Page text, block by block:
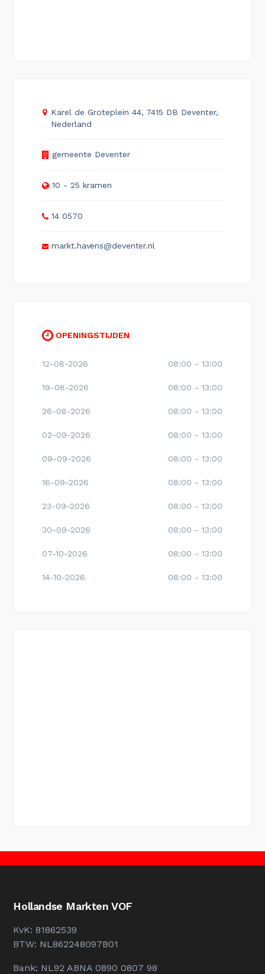
Karel de Groteplein 44, 7415 DB Deventer,
Nederland
gemeente Deventer
10 - 25 kramen
14 0570
markt.havens@deventer.nl
OPENINGSTIJDEN
12-08-2026 08:00 - 13:00
19-08-2026 08:00 - 13:00
26-08-2026 08:00 - 13:00
02-09-2026 08:00 - 13:00
09-09-2026 08:00 - 13:00
16-09-2026 08:00 - 13:00
23-09-2026 08:00 - 13:00
30-09-2026 08:00 - 13:00
07-10-2026 08:00 - 13:00
14-10-2026 08:00 - 13:00
Hollandse Markten VOF
KvK: 81862539
BTW: NL862248097B01
Bank: NL92 ABNA 0890 0807 98